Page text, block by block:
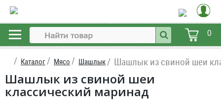
0
Каталог Мясо Шашлык Шашлык из свиной шеи
Шашлык из свиной шеи
классический маринад